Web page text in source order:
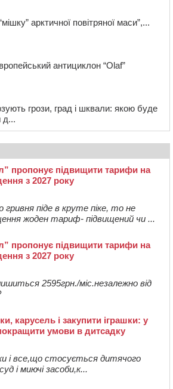
арктичної повітряної маси”,...
антициклон “Olaf”
грози, град і шквали: якою буде
д...
пропонує підвищити тарифи на
з 2027 року
гривня піде в круте піке, то не
жоден тариф- підвищений чи ...
пропонує підвищити тарифи на
з 2027 року
2595грн./міс.незалежно від
карусель і закупити іграшки: у
умови в дитсадку
і все,що стосується дитячого
і миючі засоби,к...